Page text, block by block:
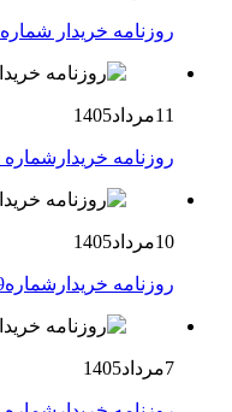
روزنامه خریدار شماره2201
11مرداد1405
روزنامه خریدارشماره 2200
10مرداد1405
روزنامه خریدارشماره2199
7مرداد1405